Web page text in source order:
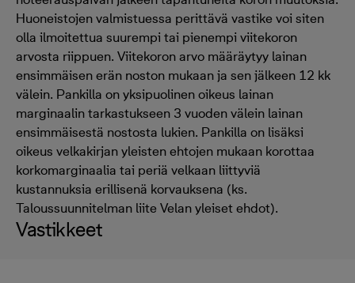
Huoneistojen valmistuessa perittävä vastike voi siten
olla ilmoitettua suurempi tai pienempi viitekoron
arvosta riippuen. Viitekoron arvo määräytyy lainan
ensimmäisen erän noston mukaan ja sen jälkeen 12 kk
välein. Pankilla on yksipuolinen oikeus lainan
marginaalin tarkastukseen 3 vuoden välein lainan
ensimmäisestä nostosta lukien. Pankilla on lisäksi
oikeus velkakirjan yleisten ehtojen mukaan korottaa
korkomarginaalia tai periä velkaan liittyviä
kustannuksia erillisenä korvauksena (ks.
Taloussuunnitelman liite Velan yleiset ehdot).
Vastikkeet